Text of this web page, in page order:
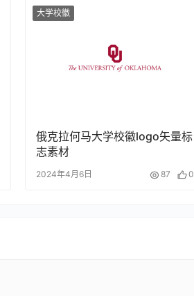
大学校徽
俄克拉何马大学校徽logo矢量标
志素材
2024年4月6日 87 0